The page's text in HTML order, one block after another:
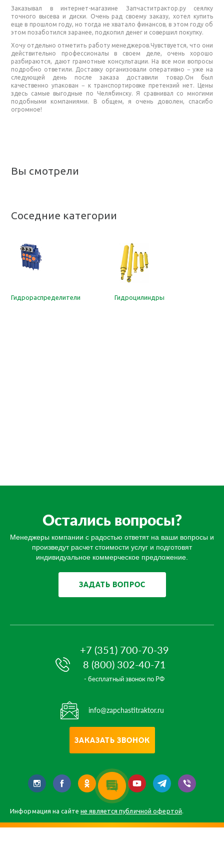
Заказывал в интернет-магазине Запчаститрактор.ру сеялку
точного высева и диски. Очень рад своему заказу, хотел купить
еще в прошлом году, но тогда не хватало финансов, в этом году об
этом позаботился заранее, подкопил денег и совершил покупку.
Хочу отдельно отметить работу менеджеров.Чувствуется, что они
действительно профессионалы в своем деле, очень хорошо
разбираются, дают грамотные консультации. На все мои вопросы
подробно ответили. Доставку организовали оперативно − уже на
следующей день после заказа доставили товар.Он был
качественно упакован − к транспортировке претензий нет. Цены
здесь самые выгодные по Челябинску. Я сравнивал со многими
подобными компаниями. В общем, я очень доволен, спасибо
огромное!
Вы смотрели
Соседние категории
Гидрораспределители Гидроцилиндры
Остались вопросы?
Менеджеры компании с радостью ответят на ваши вопросы и
произведут расчет стоимости услуг и подготовят
индивидуальное коммерческое предложение.
ЗАДАТЬ ВОПРОС
+7 (351) 700-70-39
8 (800) 302-40-71
- бесплатный звонок по РФ
info@zapchastitraktor.ru
ЗАКАЗАТЬ ЗВОНОК
Информация на сайте не является публичной офертой.